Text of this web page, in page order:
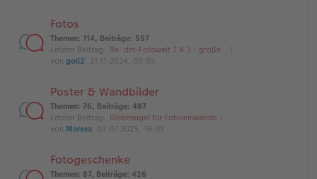
Fotos
Themen: 114, Beiträge: 557
Letzter Beitrag: Re: dm-Fotowelt 7.4.3 - große…
von goll2, 21.11.2024, 09:03
Poster & Wandbilder
Themen: 76, Beiträge: 487
Letzter Beitrag: Klebenagel für Fotoleinwände
von Maresa, 03.07.2025, 16:10
Fotogeschenke
Themen: 87, Beiträge: 426